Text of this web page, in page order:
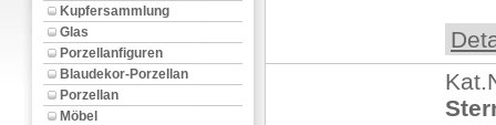
Kupfersammlung
Glas
Porzellanfiguren
Blaudekor-Porzellan
Porzellan
Möbel